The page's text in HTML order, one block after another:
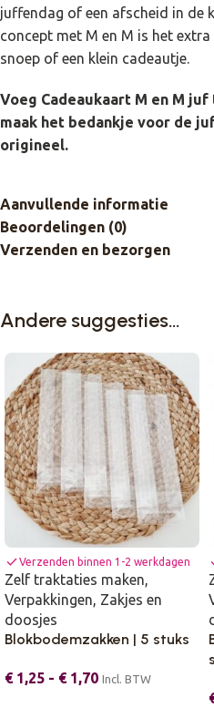
juffendag of een afscheid in de
concept met M en M is het
snoep of een klein cadeautje.
Voeg Cadeaukaart M en M
maak het bedankje voor de
origineel.
Aanvullende informatie
Beoordelingen (0)
Verzenden en bezorgen
Andere suggesties…
checkVerzenden binnen 1-2 werkdagen
Zelf traktaties maken,
Verpakkingen, Zakjes en
doosjes
Blokbodemzakken | 5 stuks
€1,25 - €1,70 Incl. BTW